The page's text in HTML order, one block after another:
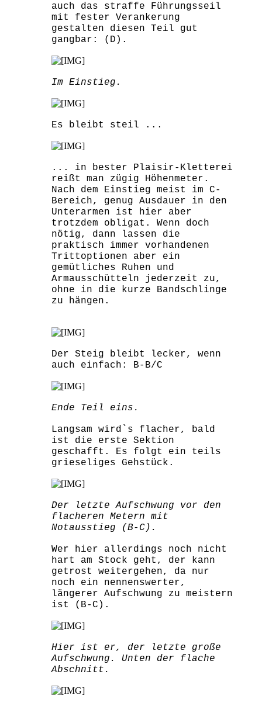
auch das straffe Führungsseil
mit fester Verankerung
gestalten diesen Teil gut
gangbar: (D).
Im Einstieg.
Es bleibt steil ...
... in bester Plaisir-Kletterei
reißt man zügig Höhenmeter.
Nach dem Einstieg meist im C-
Bereich, genug Ausdauer in den
Unterarmen ist hier aber
trotzdem obligat. Wenn doch
nötig, dann lassen die
praktisch immer vorhandenen
Trittoptionen aber ein
gemütliches Ruhen und
Armausschütteln jederzeit zu,
ohne in die kurze Bandschlinge
zu hängen.
Der Steig bleibt lecker, wenn
auch einfach: B-B/C
Ende Teil eins.
Langsam wird`s flacher, bald
ist die erste Sektion
geschafft. Es folgt ein teils
grieseliges Gehstück.
Der letzte Aufschwung vor den
flacheren Metern mit
Notausstieg (B-C).
Wer hier allerdings noch nicht
hart am Stock geht, der kann
getrost weitergehen, da nur
noch ein nennenswerter,
längerer Aufschwung zu meistern
ist (B-C).
Hier ist er, der letzte große
Aufschwung. Unten der flache
Abschnitt.